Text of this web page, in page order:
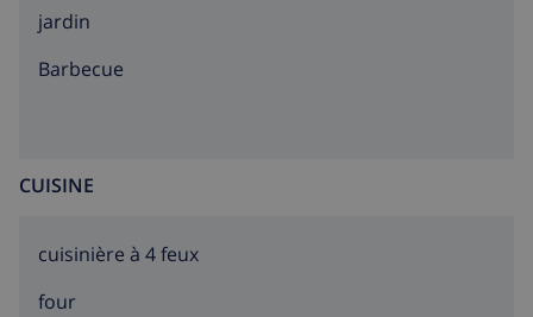
jardin
barbecue
CUISINE
cuisinière à 4 feux
four